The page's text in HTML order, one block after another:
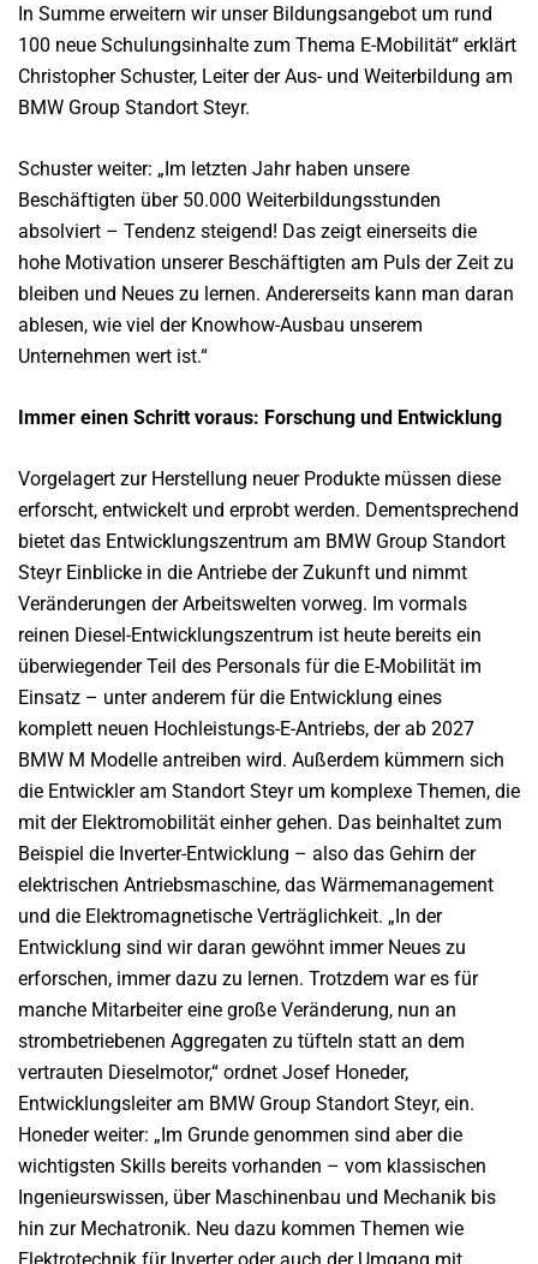
In Summe erweitern wir unser Bildungsangebot um rund
100 neue Schulungsinhalte zum Thema E-Mobilität“ erklärt
Christopher Schuster, Leiter der Aus- und Weiterbildung am
BMW Group Standort Steyr.
Schuster weiter: „Im letzten Jahr haben unsere
Beschäftigten über 50.000 Weiterbildungsstunden
absolviert – Tendenz steigend! Das zeigt einerseits die
hohe Motivation unserer Beschäftigten am Puls der Zeit zu
bleiben und Neues zu lernen. Andererseits kann man daran
ablesen, wie viel der Knowhow-Ausbau unserem
Unternehmen wert ist.“
Immer einen Schritt voraus: Forschung und Entwicklung
Vorgelagert zur Herstellung neuer Produkte müssen diese
erforscht, entwickelt und erprobt werden. Dementsprechend
bietet das Entwicklungszentrum am BMW Group Standort
Steyr Einblicke in die Antriebe der Zukunft und nimmt
Veränderungen der Arbeitswelten vorweg. Im vormals
reinen Diesel-Entwicklungszentrum ist heute bereits ein
überwiegender Teil des Personals für die E-Mobilität im
Einsatz – unter anderem für die Entwicklung eines
komplett neuen Hochleistungs-E-Antriebs, der ab 2027
BMW M Modelle antreiben wird. Außerdem kümmern sich
die Entwickler am Standort Steyr um komplexe Themen, die
mit der Elektromobilität einher gehen. Das beinhaltet zum
Beispiel die Inverter-Entwicklung – also das Gehirn der
elektrischen Antriebsmaschine, das Wärmemanagement
und die Elektromagnetische Verträglichkeit. „In der
Entwicklung sind wir daran gewöhnt immer Neues zu
erforschen, immer dazu zu lernen. Trotzdem war es für
manche Mitarbeiter eine große Veränderung, nun an
strombetriebenen Aggregaten zu tüfteln statt an dem
vertrauten Dieselmotor,“ ordnet Josef Honeder,
Entwicklungsleiter am BMW Group Standort Steyr, ein.
Honeder weiter: „Im Grunde genommen sind aber die
wichtigsten Skills bereits vorhanden – vom klassischen
Ingenieurswissen, über Maschinenbau und Mechanik bis
hin zur Mechatronik. Neu dazu kommen Themen wie
Elektrotechnik für Inverter oder auch der Umgang mit